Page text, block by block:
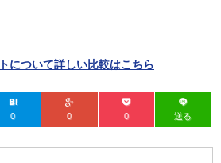
について詳しい比較はこちら
0 0 0 送る